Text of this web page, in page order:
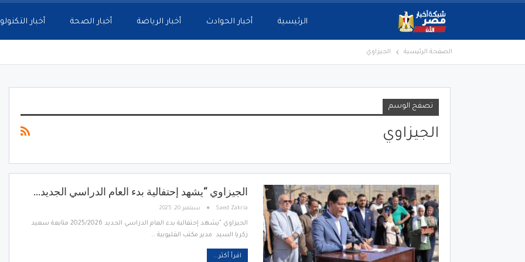
الرئيسية أخبار الحوادث أخبار الرياضة أخبار الصحة أخبار
الصفحة الرئيسية الجيزاوي
تصفح الوسم
الجيزاوي
الجيزاوي “يشهد إحتفالية بدء العام الدراسي الجديد…
Saed Zakria سبتمبر 20, 2025
الجيزاوي "يشهد إحتفالية بدء العام الدراسي الجديد 2025/2026 متابعة سعيد
زكريا السيد مدير مكتب القليوبية …
اقرأ أكثر...